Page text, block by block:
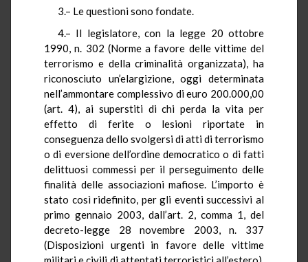
3.– Le questioni sono fondate.
4.– Il legislatore, con la legge 20 ottobre
1990, n. 302 (Norme a favore delle vittime del
terrorismo e della criminalità organizzata), ha
riconosciuto un’elargizione, oggi determinata
nell’ammontare complessivo di euro 200.000,00
(art. 4), ai superstiti di chi perda la vita per
effetto di ferite o lesioni riportate in
conseguenza dello svolgersi di atti di terrorismo
o di eversione dell’ordine democratico o di fatti
delittuosi commessi per il perseguimento delle
finalità delle associazioni mafiose. L’importo è
stato così ridefinito, per gli eventi successivi al
primo gennaio 2003, dall’art. 2, comma 1, del
decreto-legge 28 novembre 2003, n. 337
(Disposizioni urgenti in favore delle vittime